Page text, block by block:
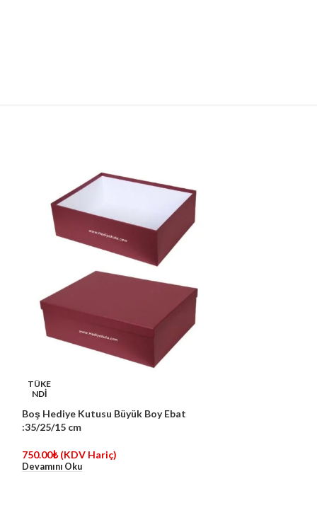
TÜKE
NDİ
Boş Hediye Kutusu Büyük Boy Ebat
:35/25/15 cm
750.00₺ (KDV Hariç)
Devamını Oku